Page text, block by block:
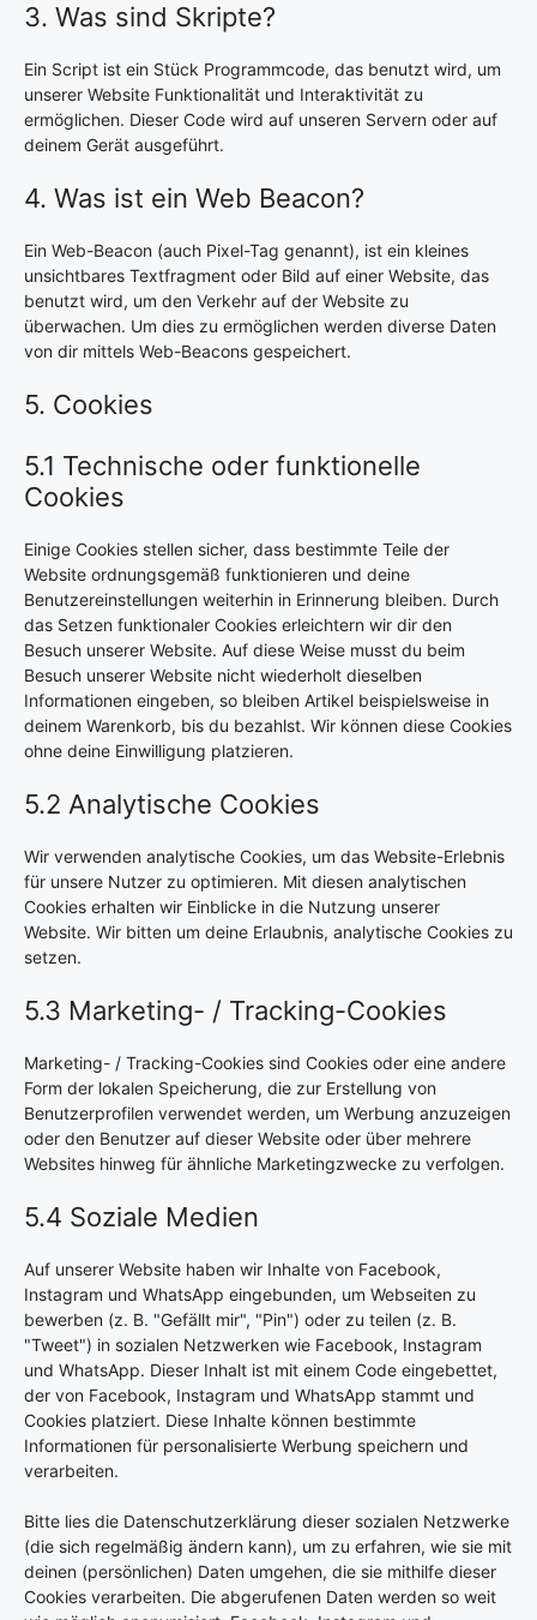
3. Was sind Skripte?
Ein Script ist ein Stück Programmcode, das benutzt wird, um
unserer Website Funktionalität und Interaktivität zu
ermöglichen. Dieser Code wird auf unseren Servern oder auf
deinem Gerät ausgeführt.
4. Was ist ein Web Beacon?
Ein Web-Beacon (auch Pixel-Tag genannt), ist ein kleines
unsichtbares Textfragment oder Bild auf einer Website, das
benutzt wird, um den Verkehr auf der Website zu
überwachen. Um dies zu ermöglichen werden diverse Daten
von dir mittels Web-Beacons gespeichert.
5. Cookies
5.1 Technische oder funktionelle
Cookies
Einige Cookies stellen sicher, dass bestimmte Teile der
Website ordnungsgemäß funktionieren und deine
Benutzereinstellungen weiterhin in Erinnerung bleiben. Durch
das Setzen funktionaler Cookies erleichtern wir dir den
Besuch unserer Website. Auf diese Weise musst du beim
Besuch unserer Website nicht wiederholt dieselben
Informationen eingeben, so bleiben Artikel beispielsweise in
deinem Warenkorb, bis du bezahlst. Wir können diese Cookies
ohne deine Einwilligung platzieren.
5.2 Analytische Cookies
Wir verwenden analytische Cookies, um das Website-Erlebnis
für unsere Nutzer zu optimieren. Mit diesen analytischen
Cookies erhalten wir Einblicke in die Nutzung unserer
Website. Wir bitten um deine Erlaubnis, analytische Cookies zu
setzen.
5.3 Marketing- / Tracking-Cookies
Marketing- / Tracking-Cookies sind Cookies oder eine andere
Form der lokalen Speicherung, die zur Erstellung von
Benutzerprofilen verwendet werden, um Werbung anzuzeigen
oder den Benutzer auf dieser Website oder über mehrere
Websites hinweg für ähnliche Marketingzwecke zu verfolgen.
5.4 Soziale Medien
Auf unserer Website haben wir Inhalte von Facebook,
Instagram und WhatsApp eingebunden, um Webseiten zu
bewerben (z. B. "Gefällt mir", "Pin") oder zu teilen (z. B.
"Tweet") in sozialen Netzwerken wie Facebook, Instagram
und WhatsApp. Dieser Inhalt ist mit einem Code eingebettet,
der von Facebook, Instagram und WhatsApp stammt und
Cookies platziert. Diese Inhalte können bestimmte
Informationen für personalisierte Werbung speichern und
verarbeiten.
Bitte lies die Datenschutzerklärung dieser sozialen Netzwerke
(die sich regelmäßig ändern kann), um zu erfahren, wie sie mit
deinen (persönlichen) Daten umgehen, die sie mithilfe dieser
Cookies verarbeiten. Die abgerufenen Daten werden so weit